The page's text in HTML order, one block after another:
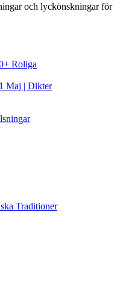
och lyckönskningar för
Roliga
Maj | Dikter
Traditioner